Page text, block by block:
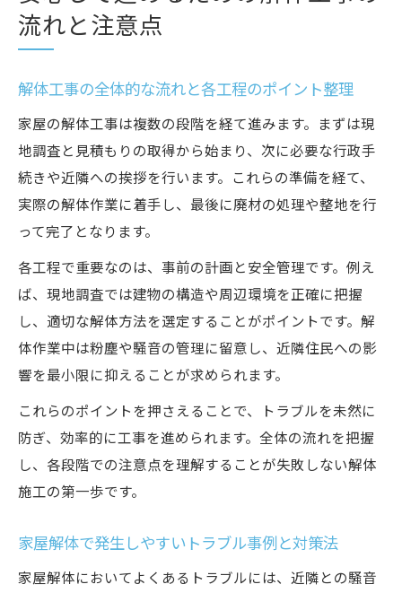
流れと注意点
解体工事の全体的な流れと各工程のポイント整理
家屋の解体工事は複数の段階を経て進みます。まずは現
地調査と見積もりの取得から始まり、次に必要な行政手
続きや近隣への挨拶を行います。これらの準備を経て、
実際の解体作業に着手し、最後に廃材の処理や整地を行
って完了となります。
各工程で重要なのは、事前の計画と安全管理です。例え
ば、現地調査では建物の構造や周辺環境を正確に把握
し、適切な解体方法を選定することがポイントです。解
体作業中は粉塵や騒音の管理に留意し、近隣住民への影
響を最小限に抑えることが求められます。
これらのポイントを押さえることで、トラブルを未然に
防ぎ、効率的に工事を進められます。全体の流れを把握
し、各段階での注意点を理解することが失敗しない解体
施工の第一歩です。
家屋解体で発生しやすいトラブル事例と対策法
家屋解体においてよくあるトラブルには、近隣との騒音